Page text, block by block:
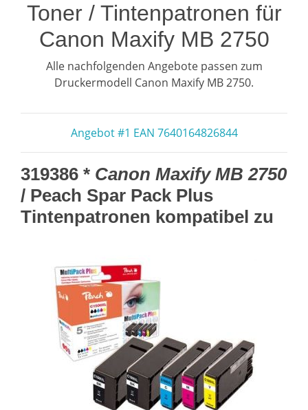
Toner / Tintenpatronen für
Canon Maxify MB 2750
Alle nachfolgenden Angebote passen zum
Druckermodell Canon Maxify MB 2750.
Angebot #1 EAN 7640164826844
319386 * Canon Maxify MB 2750
/ Peach Spar Pack Plus
Tintenpatronen kompatibel zu